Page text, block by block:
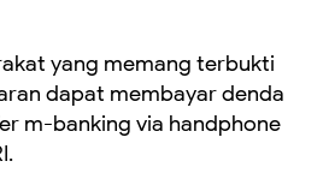
yang memang terbukti
dapat membayar denda
m-banking via handphone